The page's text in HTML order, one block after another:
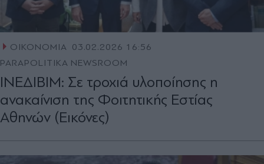
ΟΙΚΟΝΟΜΙΑ 03.02.2026 16:56
PARAPOLITIKA NEWSROOM
ΙΝΕΔΙΒΙΜ: Σε τροχιά υλοποίησης η
ανακαίνιση της Φοιτητικής Εστίας
Αθηνών (Eικόνες)